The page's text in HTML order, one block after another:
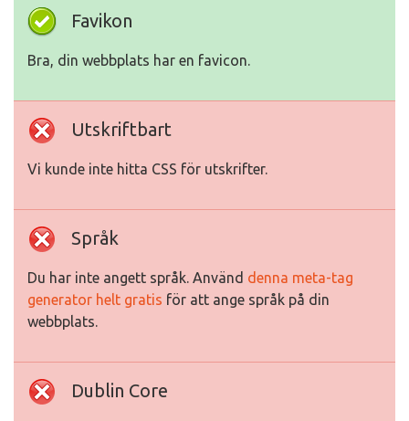
Favikon
Bra, din webbplats har en favicon.
Utskriftbart
Vi kunde inte hitta CSS för utskrifter.
Språk
Du har inte angett språk. Använd denna meta-tag
generator helt gratis för att ange språk på din
webbplats.
Dublin Core